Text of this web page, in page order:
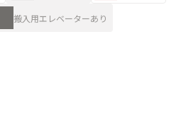
搬入用エレベーターあり